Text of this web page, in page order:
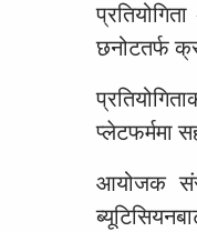
छनोटतर्फ
प्लेटफर्ममा
आयोजक